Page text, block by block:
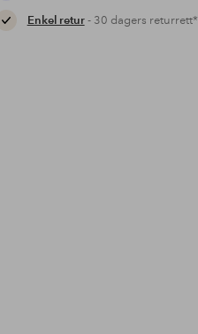
Enkel retur- 30 dagers returrett*